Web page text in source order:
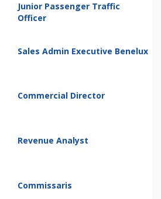
Junior Passenger Traffic
Officer
Sales Admin Executive Benelux
Commercial Director
Revenue Analyst
Commissaris